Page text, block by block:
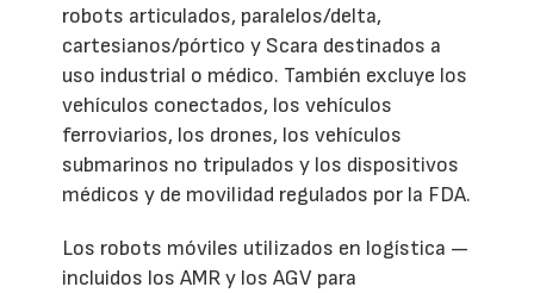
robots articulados, paralelos/delta,
cartesianos/pórtico y Scara destinados a
uso industrial o médico. También excluye los
vehículos conectados, los vehículos
ferroviarios, los drones, los vehículos
submarinos no tripulados y los dispositivos
médicos y de movilidad regulados por la FDA.
Los robots móviles utilizados en logística —
incluidos los AMR y los AGV para